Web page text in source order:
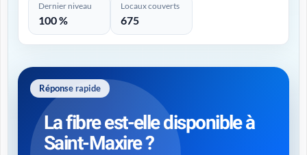
Dernier niveau
100 %
Locaux couverts
675
Réponse rapide
La fibre est-elle disponible à
Saint-Maxire ?